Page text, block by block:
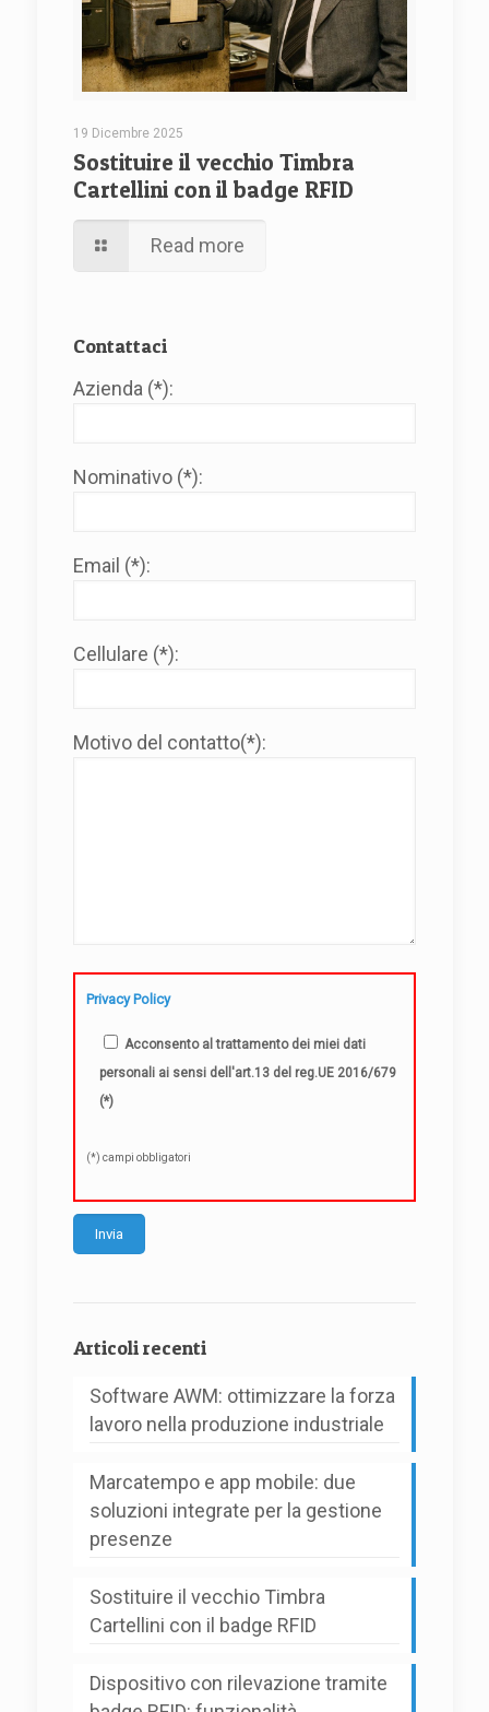
19 Dicembre 2025
Sostituire il vecchio Timbra
Cartellini con il badge RFID
Read more
Contattaci
Azienda (*):
Nominativo (*):
Email (*):
Cellulare (*):
Motivo del contatto(*):
Privacy Policy
Acconsento al trattamento dei miei dati
personali ai sensi dell'art.13 del reg.UE 2016/679
(*)
(*) campi obbligatori
Articoli recenti
Software AWM: ottimizzare la forza
lavoro nella produzione industriale
Marcatempo e app mobile: due
soluzioni integrate per la gestione
presenze
Sostituire il vecchio Timbra
Cartellini con il badge RFID
Dispositivo con rilevazione tramite